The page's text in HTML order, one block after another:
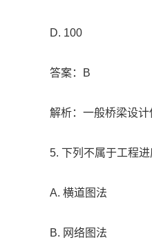
D. 100
答案：B
解析：一般桥梁设计
5. 下列不属于工程进
A. 横道图法
B. 网络图法